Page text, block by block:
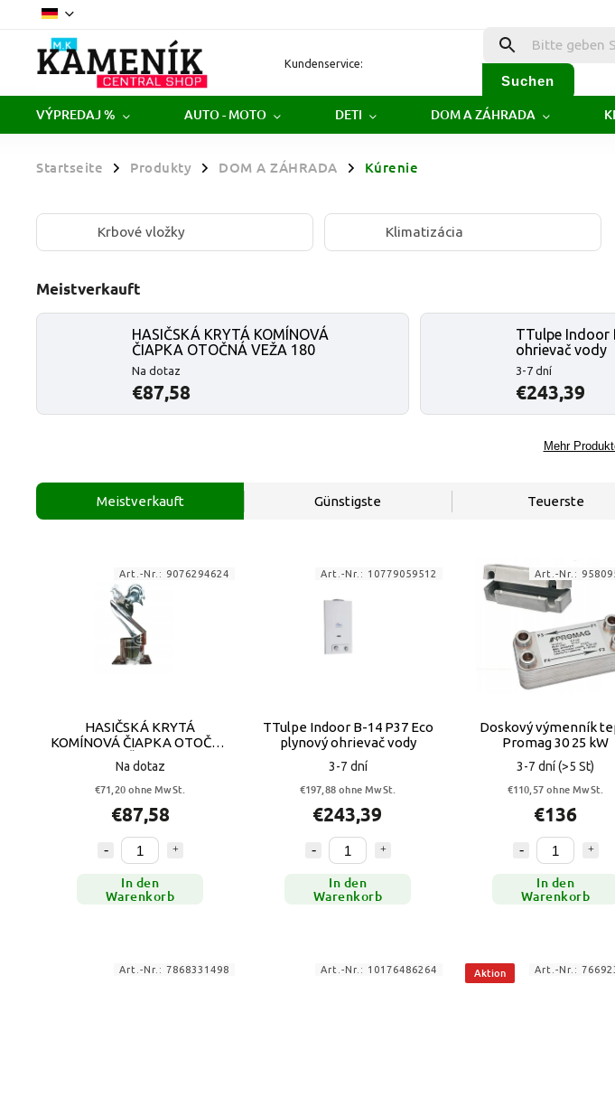
Kundenservice:
Suchen
VÝPREDAJ % AUTO - MOTO DETI DOM A ZÁHRADA
Startseite / Produkty / DOM A ZÁHRADA / Kúrenie
Krbové vložky Klimatizácia
Meistverkauft
HASIČSKÁ KRYTÁ KOMÍNOVÁ
ČIAPKA OTOČNÁ VEŽA 180
Na dotaz
€87,58
TTulpe Indoor
ohrievač vody
3-7 dní
€243,39
Mehr
Meistverkauft Günstigste Teuerste
HASIČSKÁ KRYTÁ
KOMÍNOVÁ ČIAPKA OTOČNÁ
VEŽA 180
Na dotaz
€71,20 ohne MwSt.
€87,58
In den
Warenkorb
Art.-Nr.: 9076294624
TTulpe Indoor B-14 P37 Eco
plynový ohrievač vody
3-7 dní
€197,88 ohne MwSt.
€243,39
In den
Warenkorb
Art.-Nr.: 10779059512
Doskový výmenník
Promag 30 25 kW
3-7 dní(>5 St)
€110,57 ohne MwSt.
€136
In den
Warenkorb
Art.-Nr.:
Art.-Nr.: 7868331498 Art.-Nr.: 10176486264 Aktion Art.-Nr.: